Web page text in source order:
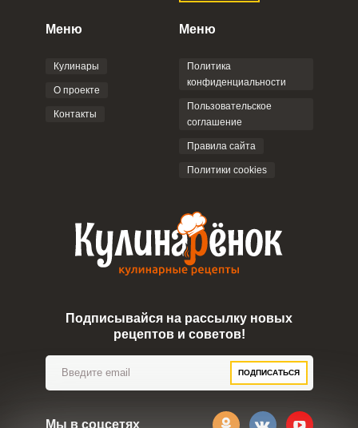
Пользовательским
соглашением
Меню
Кулинары
О проекте
Контакты
Меню
Политика
конфиденциальности
Пользовательское
соглашение
Правила сайта
Политики cookies
Подписывайся на рассылку новых
рецептов и советов!
ПОДПИСАТЬСЯ
Мы в соцсетях